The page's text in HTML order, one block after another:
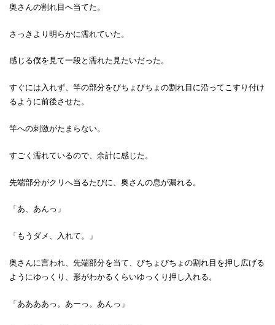
奥さんの割れ目へ当てた。
さっきより明らかに濡れていた。
感じる僕を見て一段と濡れた見たいだった。
すぐには入れず、竿の部分をびちょびちょの割れ目に沿ってこすり付け
るように前後させた。
竿への刺激がたまらない。
すごく濡れているので、余計に感じた。
先端部分がクリへ当るたびに、奥さんの息が漏れる。
「あ、あんっ」
「もうダメ、入れて。」
奥さんに言われ、先端部分を当て、びちょびちょの割れ目を押し広げる
ようにゆっくり、形がわかるくらいゆっくり押し入れる。
「ああああっ。あーっ。あんっ」